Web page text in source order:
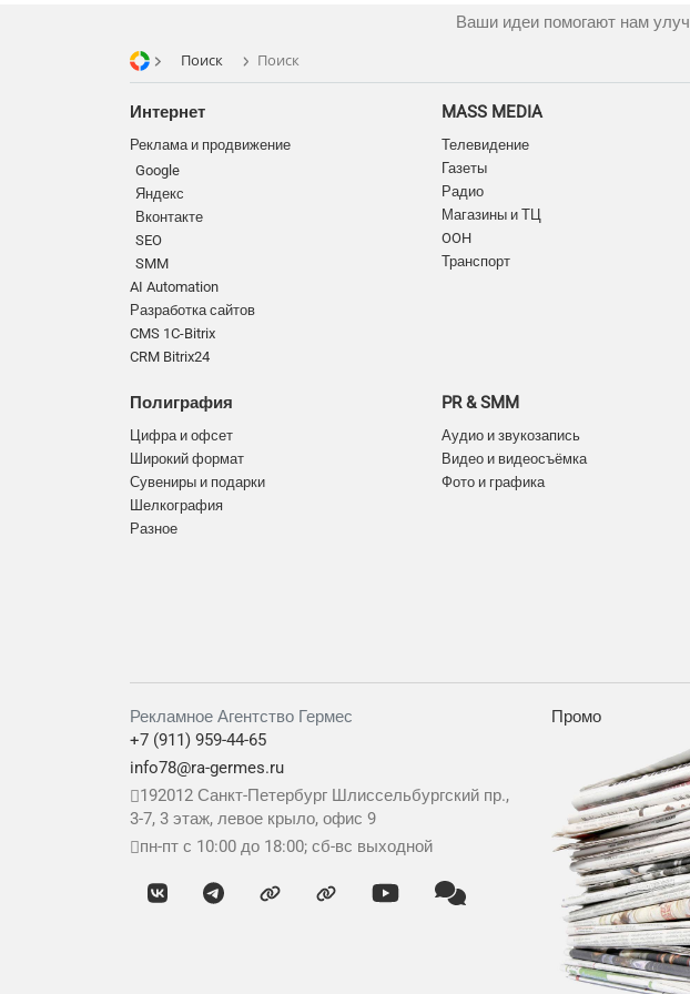
Ваши идеи помогают нам
Поиск Поиск
Интернет
Реклама и продвижение
Google
Яндекс
Вконтакте
SEO
SMM
AI Automation
Разработка сайтов
CMS 1C-Bitrix
CRM Bitrix24
Полиграфия
Цифра и офсет
Широкий формат
Сувениры и подарки
Шелкография
Разное
MASS MEDIA
Телевидение
Газеты
Радио
Магазины и ТЦ
OOH
Транспорт
PR & SMM
Аудио и звукозапись
Видео и видеосъёмка
Фото и графика
Рекламное Агентство Гермес
+7 (911) 959-44-65
info78@ra-germes.ru
192012 Санкт-Петербург Шлиссельбургский пр.,
3-7, 3 этаж, левое крыло, офис 9
пн-пт с 10:00 до 18:00; сб-вс выходной
Промо